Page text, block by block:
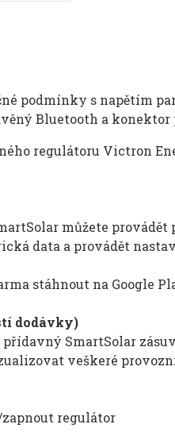
podmínky s napětím
Bluetooth a
regulátoru Victron
můžete
data a provádět
stáhnout na Google
dodávky)
SmartSolar
veškeré
regulátor